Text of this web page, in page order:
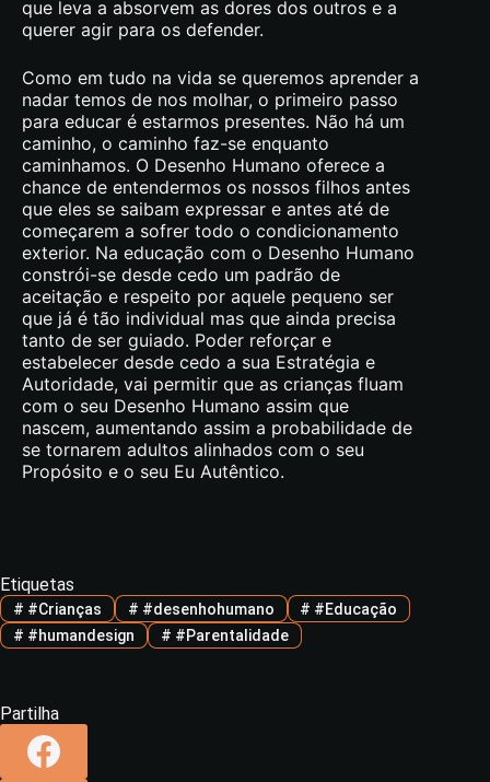
que leva a absorvem as dores dos outros e a
querer agir para os defender.
Como em tudo na vida se queremos aprender a
nadar temos de nos molhar, o primeiro passo
para educar é estarmos presentes. Não há um
caminho, o caminho faz-se enquanto
caminhamos. O Desenho Humano oferece a
chance de entendermos os nossos filhos antes
que eles se saibam expressar e antes até de
começarem a sofrer todo o condicionamento
exterior. Na educação com o Desenho Humano
constrói-se desde cedo um padrão de
aceitação e respeito por aquele pequeno ser
que já é tão individual mas que ainda precisa
tanto de ser guiado. Poder reforçar e
estabelecer desde cedo a sua Estratégia e
Autoridade, vai permitir que as crianças fluam
com o seu Desenho Humano assim que
nascem, aumentando assim a probabilidade de
se tornarem adultos alinhados com o seu
Propósito e o seu Eu Autêntico.
Etiquetas
# #Crianças # #desenhohumano # #Educação
# #humandesign # #Parentalidade
Partilha